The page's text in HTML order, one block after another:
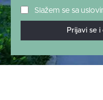
Slažem se sa
Prijavi se